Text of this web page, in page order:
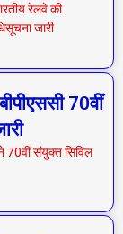
रेलवे की
जारी
70वीं
संयुक्त सिविल